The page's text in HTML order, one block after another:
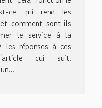
ce qui rend les
comment sont-ils
le service à la
les réponses à ces
qui suit.